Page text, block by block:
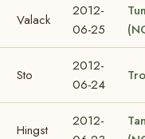
Valack
2012-
06-25
Sto
2012-
06-24
Hingst
2012-